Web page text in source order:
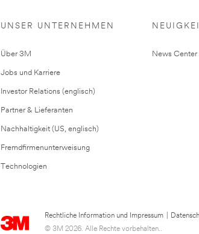
UNSER UNTERNEHMEN
Über 3M
Jobs und Karriere
Investor Relations (englisch)
Partner & Lieferanten
Nachhaltigkeit (US, englisch)
Fremdfirmenunterweisung
Technologien
News Center
Rechtliche Information und Impressum
© 3M 2026. Alle Rechte vorbehalten..